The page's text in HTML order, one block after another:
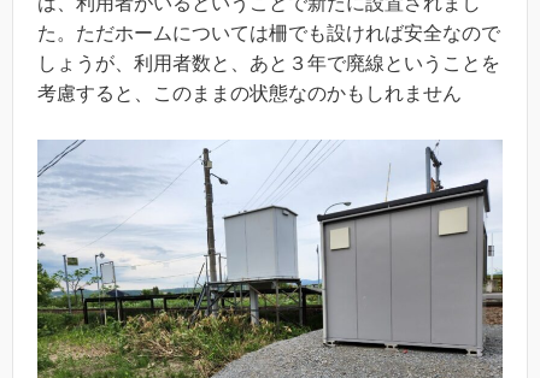
た。ただホームについては柵でも設ければ安全なので
しょうが、利用者数と、あと３年で廃線ということを
考慮すると、このままの状態なのかもしれません